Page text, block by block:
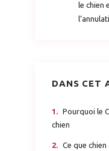
le chien
DANS CET
Pourquoi le
chien
Ce que